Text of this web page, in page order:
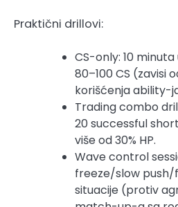
Praktični drillovi:
CS-only: 10
80–100 CS (zavisi
korišćenja ability-
Trading combo
20 successful
više od 30% HP.
Wave control
freeze/slow push/
situacije (protiv